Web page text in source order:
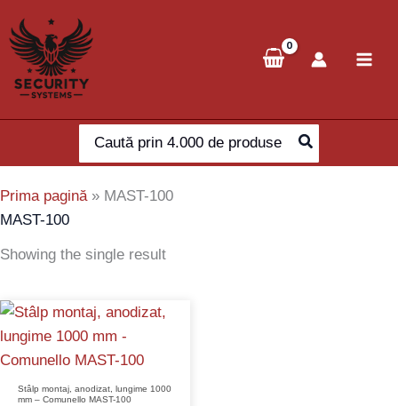
to
content
for:
Prima pagină» MAST-100
MAST-100
Showing the single result
Stâlp montaj, anodizat, lungime 1000
mm – Comunello MAST-100